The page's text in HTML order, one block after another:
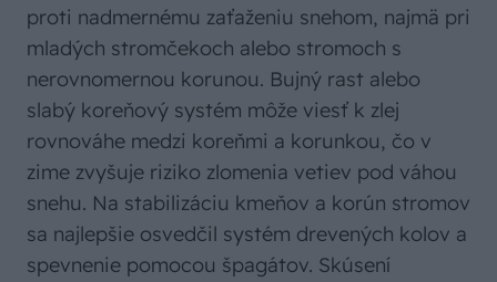
proti nadmernému zaťaženiu snehom, najmä pri
mladých stromčekoch alebo stromoch s
nerovnomernou korunou. Bujný rast alebo
slabý koreňový systém môže viesť k zlej
rovnováhe medzi koreňmi a korunkou, čo v
zime zvyšuje riziko zlomenia vetiev pod váhou
snehu. Na stabilizáciu kmeňov a korún stromov
sa najlepšie osvedčil systém drevených kolov a
spevnenie pomocou špagátov. Skúsení